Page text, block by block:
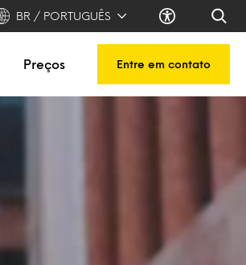
BR / PORTUGUÊS
Preços Entre em contato